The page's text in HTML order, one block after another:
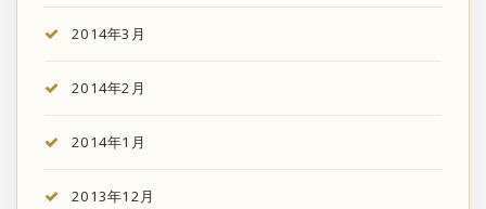
2014年3月
2014年2月
2014年1月
2013年12月